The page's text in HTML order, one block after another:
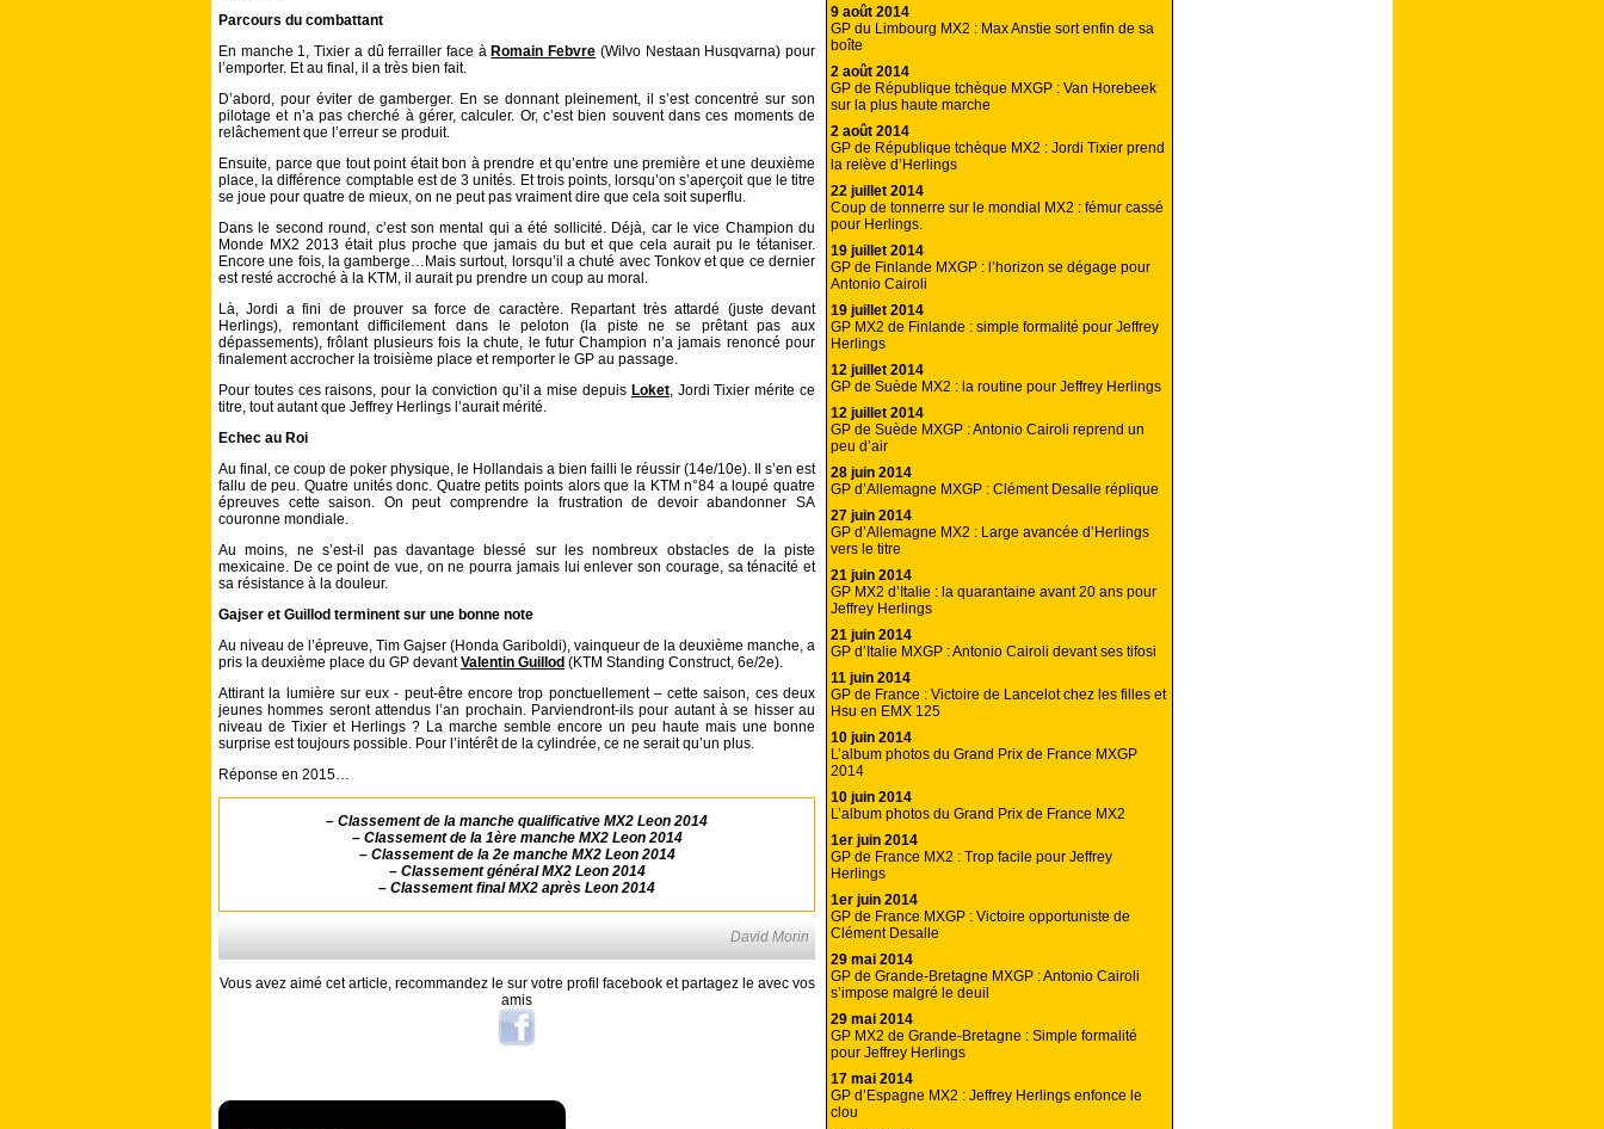
Parcours du combattant
En manche 1, Tixier a dû ferrailler face à Romain Febvre (Wilvo Nestaan Husqvarna) pour
l’emporter. Et au final, il a très bien fait.
D’abord, pour éviter de gamberger. En se donnant pleinement, il s’est concentré sur son
pilotage et n’a pas cherché à gérer, calculer. Or, c’est bien souvent dans ces moments de
relâchement que l’erreur se produit.
Ensuite, parce que tout point était bon à prendre et qu’entre une première et une deuxième
place, la différence comptable est de 3 unités. Et trois points, lorsqu’on s’aperçoit que le titre
se joue pour quatre de mieux, on ne peut pas vraiment dire que cela soit superflu.
Dans le second round, c’est son mental qui a été sollicité. Déjà, car le vice Champion du
Monde MX2 2013 était plus proche que jamais du but et que cela aurait pu le tétaniser.
Encore une fois, la gamberge…Mais surtout, lorsqu’il a chuté avec Tonkov et que ce dernier
est resté accroché à la KTM, il aurait pu prendre un coup au moral.
Là, Jordi a fini de prouver sa force de caractère. Repartant très attardé (juste devant
Herlings), remontant difficilement dans le peloton (la piste ne se prêtant pas aux
dépassements), frôlant plusieurs fois la chute, le futur Champion n’a jamais renoncé pour
finalement accrocher la troisième place et remporter le GP au passage.
Pour toutes ces raisons, pour la conviction qu’il a mise depuis Loket, Jordi Tixier mérite ce
titre, tout autant que Jeffrey Herlings l’aurait mérité.
Echec au Roi
Au final, ce coup de poker physique, le Hollandais a bien failli le réussir (14e/10e). Il s’en est
fallu de peu. Quatre unités donc. Quatre petits points alors que la KTM n°84 a loupé quatre
épreuves cette saison. On peut comprendre la frustration de devoir abandonner SA
couronne mondiale.
Au moins, ne s’est-il pas davantage blessé sur les nombreux obstacles de la piste
mexicaine. De ce point de vue, on ne pourra jamais lui enlever son courage, sa ténacité et
sa résistance à la douleur.
Gajser et Guillod terminent sur une bonne note
Au niveau de l’épreuve, Tim Gajser (Honda Gariboldi), vainqueur de la deuxième manche, a
pris la deuxième place du GP devantValentin Guillod (KTM Standing Construct, 6e/2e).
Attirant la lumière sur eux - peut-être encore trop ponctuellement – cette saison, ces deux
jeunes hommes seront attendus l’an prochain. Parviendront-ils pour autant à se hisser au
niveau de Tixier et Herlings ? La marche semble encore un peu haute mais une bonne
surprise est toujours possible. Pour l’intérêt de la cylindrée, ce ne serait qu’un plus.
Réponse en 2015…
– Classement de la manche qualificative MX2 Leon 2014
– Classement de la 1ère manche MX2 Leon 2014
– Classement de la 2e manche MX2 Leon 2014
– Classement général MX2 Leon 2014
– Classement final MX2 après Leon 2014
David Morin
Vous avez aimé cet article, recommandez le sur votre profil facebook et partagez le avec vos
amis
9 août 2014
GP du Limbourg MX2 : Max Anstie sort enfin de sa
boîte
2 août 2014
GP de République tchèque MXGP : Van Horebeek
sur la plus haute marche
2 août 2014
GP de République tchèque MX2 : Jordi Tixier prend
la relève d’Herlings
22 juillet 2014
Coup de tonnerre sur le mondial MX2 : fémur cassé
pour Herlings.
19 juillet 2014
GP de Finlande MXGP : l’horizon se dégage pour
Antonio Cairoli
19 juillet 2014
GP MX2 de Finlande : simple formalité pour Jeffrey
Herlings
12 juillet 2014
GP de Suède MX2 : la routine pour Jeffrey Herlings
12 juillet 2014
GP de Suède MXGP : Antonio Cairoli reprend un
peu d’air
28 juin 2014
GP d’Allemagne MXGP : Clément Desalle réplique
27 juin 2014
GP d’Allemagne MX2 : Large avancée d’Herlings
vers le titre
21 juin 2014
GP MX2 d’Italie : la quarantaine avant 20 ans pour
Jeffrey Herlings
21 juin 2014
GP d’Italie MXGP : Antonio Cairoli devant ses tifosi
11 juin 2014
GP de France : Victoire de Lancelot chez les filles et
Hsu en EMX 125
10 juin 2014
L’album photos du Grand Prix de France MXGP
2014
10 juin 2014
L’album photos du Grand Prix de France MX2
1er juin 2014
GP de France MX2 : Trop facile pour Jeffrey
Herlings
1er juin 2014
GP de France MXGP : Victoire opportuniste de
Clément Desalle
29 mai 2014
GP de Grande-Bretagne MXGP : Antonio Cairoli
s’impose malgré le deuil
29 mai 2014
GP MX2 de Grande-Bretagne : Simple formalité
pour Jeffrey Herlings
17 mai 2014
GP d’Espagne MX2 : Jeffrey Herlings enfonce le
clou